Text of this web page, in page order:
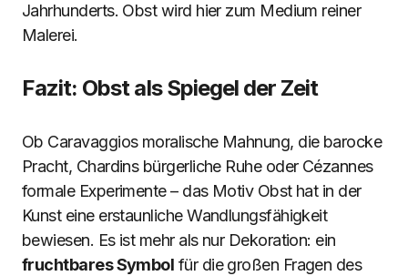
Jahrhunderts. Obst wird hier zum Medium reiner
Malerei.
Fazit: Obst als Spiegel der Zeit
Ob Caravaggios moralische Mahnung, die barocke
Pracht, Chardins bürgerliche Ruhe oder Cézannes
formale Experimente – das Motiv Obst hat in der
Kunst eine erstaunliche Wandlungsfähigkeit
bewiesen. Es ist mehr als nur Dekoration: ein
fruchtbares Symbol für die großen Fragen des